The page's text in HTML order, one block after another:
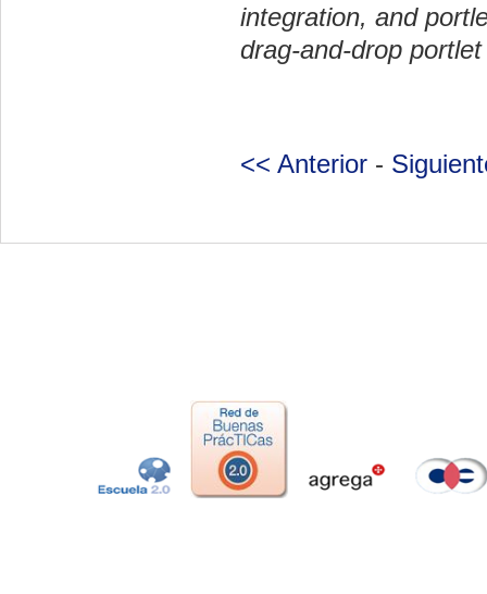
integration, and
drag-and-drop
<< Anterior -